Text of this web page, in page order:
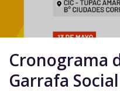
Cronograma
Garrafa Social